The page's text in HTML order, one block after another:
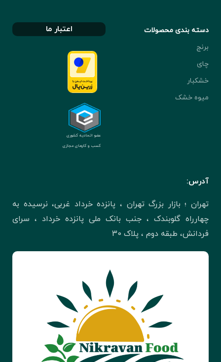
دسته بندی محصولات
برنج
چای
خشکبار
میوه خشک
اعتبار ما
عضو اتحادیه کشوری
کسب و کارهای مجازی
آدرس:
تهران ؛ بازار بزرگ تهران ، پانزده خرداد غربی، نرسیده به
چهارراه گلوبندک ، جنب بانک ملی پانزده خرداد ، سرای
فردانش، طبقه دوم ، پلاک 30